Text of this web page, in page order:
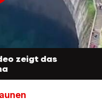
zeigt das